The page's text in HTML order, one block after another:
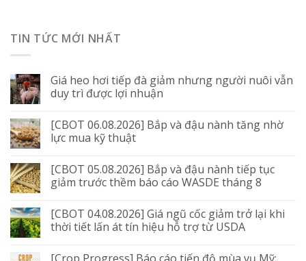
TIN TỨC MỚI NHẤT
Giá heo hơi tiếp đà giảm nhưng người nuôi vẫn
duy trì được lợi nhuận
[CBOT 06.08.2026] Bắp và đậu nành tăng nhờ
lực mua kỹ thuật
[CBOT 05.08.2026] Bắp và đậu nành tiếp tục
giảm trước thềm báo cáo WASDE tháng 8
[CBOT 04.08.2026] Giá ngũ cốc giảm trở lại khi
thời tiết lấn át tín hiệu hỗ trợ từ USDA